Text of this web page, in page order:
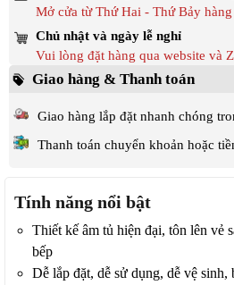
Mở cửa từ Thứ Hai - Thứ Bảy hàng
Chủ nhật và ngày lễ nghỉ
Vui lòng đặt hàng qua website và
Giao hàng & Thanh toán
Giao hàng lắp đặt nhanh chóng
Thanh toán chuyển khoản hoặc
Tính năng nổi bật
Thiết kế âm tủ hiện đại, tôn lên vẻ
bếp
Dễ lắp đặt, dễ sử dụng, dễ vệ sinh,